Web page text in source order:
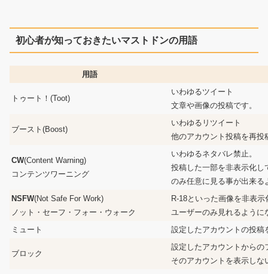
初心者が知っておきたいマストドンの用語
用語
トゥート！(Toot)
いわゆるツイート
文章や画像の投稿です。
ブースト(Boost)
いわゆるリツイート
他のアカウント投稿を再投
CW(Content Warning)
コンテンツワーニング
いわゆるネタバレ禁止。
投稿した一部を非表示化し
のみ任意に見る事が出来る
NSFW(Not Safe For Work)
ノット・セーフ・フォー・ウォーク
R-18といった画像を非表
ユーザーのみ見れるように
ミュート
設定したアカウントの投稿
ブロック
設定したアカウントからの
そのアカウントを表示しな